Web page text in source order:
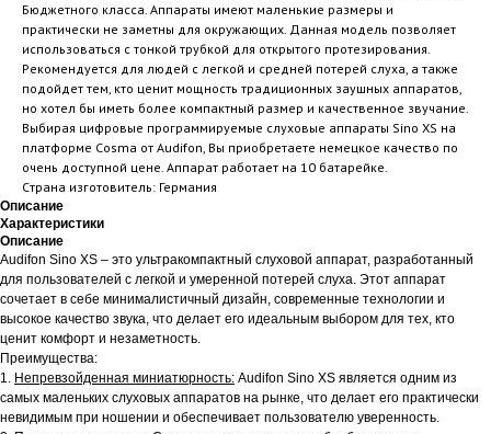
Бюджетного класса. Аппараты имеют маленькие размеры и
практически не заметны для окружающих. Данная модель позволяет
использоваться с тонкой трубкой для открытого протезирования.
Рекомендуется для людей с легкой и средней потерей слуха, а также
подойдет тем, кто ценит мощность традиционных заушных аппаратов,
но хотел бы иметь более компактный размер и качественное звучание.
Выбирая цифровые программируемые слуховые аппараты Sino XS на
платформе Cosma от Audifon, Вы приобретаете немецкое качество по
очень доступной цене. Аппарат работает на 10 батарейке.
Cтрана изготовитель: Германия
Описание
Характеристики
Описание
Audifon Sino XS – это ультракомпактный слуховой аппарат, разработанный
для пользователей с легкой и умеренной потерей слуха. Этот аппарат
сочетает в себе минималистичный дизайн, современные технологии и
высокое качество звука, что делает его идеальным выбором для тех, кто
ценит комфорт и незаметность.
Преимущества:
1. Непревзойденная миниатюрность: Audifon Sino XS является одним из
самых маленьких слуховых аппаратов на рынке, что делает его практически
невидимым при ношении и обеспечивает пользователю уверенность.